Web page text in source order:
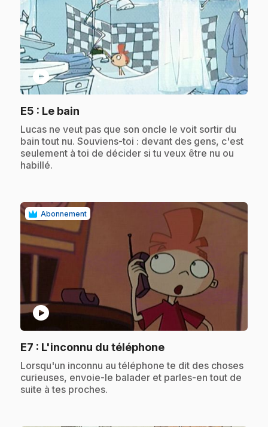
play_circle
E5 : Le bain
.Lucas ne veut pas que son oncle le voit sortir du
bain tout nu. Souviens-toi : devant des gens, c'est
seulement à toi de décider si tu veux être nu ou
habillé.
Abonnement
play_circle
E7 : L'inconnu du téléphone.
.Lorsqu'un inconnu au téléphone te dit des choses
curieuses, envoie-le balader et parles-en tout de
suite à tes proches.